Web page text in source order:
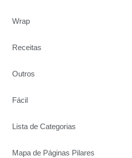
Wrap
Receitas
Outros
Fácil
Lista de Categorias
Mapa de Páginas Pilares